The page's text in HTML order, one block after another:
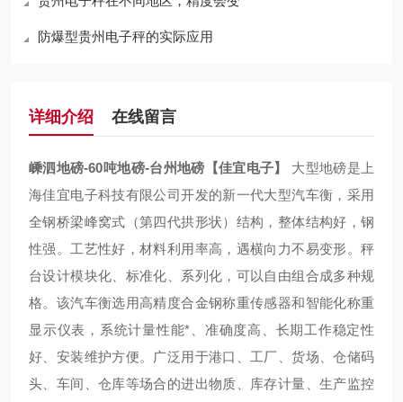
防爆型贵州电子秤的实际应用
详细介绍 在线留言
嵊泗地磅-60吨地磅-台州地磅【佳宜电子】 大型地磅是上
海佳宜电子科技有限公司开发的新一代大型汽车衡，采用
全钢桥梁峰窝式（第四代拱形状）结构，整体结构好，钢
性强。工艺性好，材料利用率高，遇横向力不易变形。秤
台设计模块化、标准化、系列化，可以自由组合成多种规
格。该汽车衡选用高精度合金钢称重传感器和智能化称重
显示仪表，系统计量性能*、准确度高、长期工作稳定性
好、安装维护方便。广泛用于港口、工厂、货场、仓储码
头、车间、仓库等场合的进出物质、库存计量、生产监控